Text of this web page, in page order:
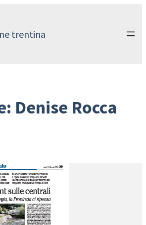
trentina
Denise Rocca